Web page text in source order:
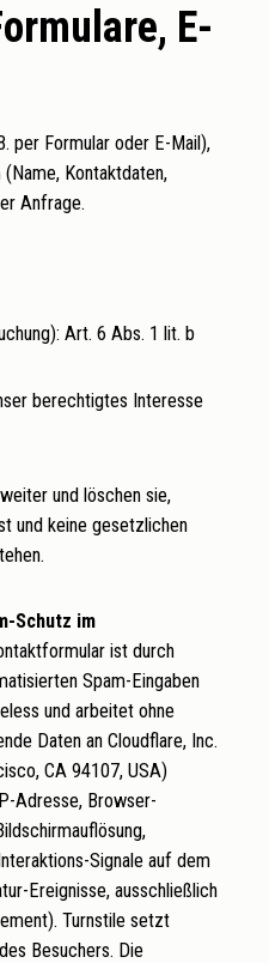
E-
per Formular oder E-Mail),
Kontaktdaten,
Anfrage.
Art. 6 Abs. 1 lit. b
berechtigtes Interesse
und löschen sie,
und keine gesetzlichen
Schutz im
ist durch
Spam-Eingaben
und arbeitet ohne
Daten an Cloudflare, Inc.
CA 94107, USA)
Adresse, Browser-
Signale auf dem
Ereignisse, ausschließlich
Turnstile setzt
Besuchers. Die